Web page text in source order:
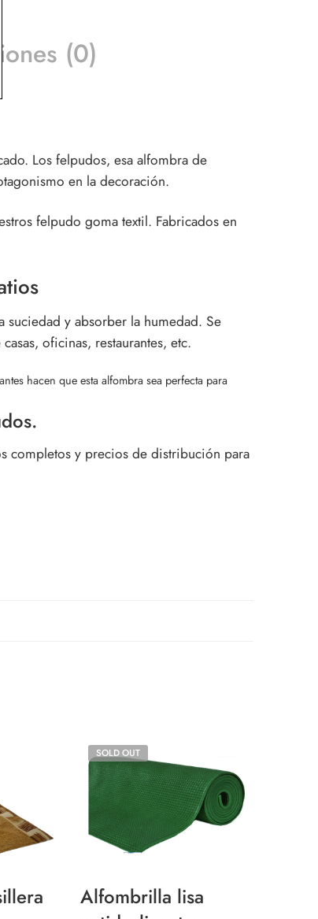
(0)
Los felpudos, esa alfombra de
en la decoración.
felpudo goma textil. Fabricados en
y absorber la humedad. Se
oficinas, restaurantes, etc.
hacen que esta alfombra sea perfecta para
completos y precios de distribución para
SOLD OUT
Alfombrilla lisa